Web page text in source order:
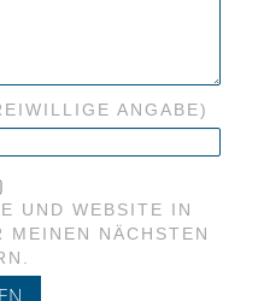
ANGABE)
UND WEBSITE IN
MEINEN NÄCHSTEN